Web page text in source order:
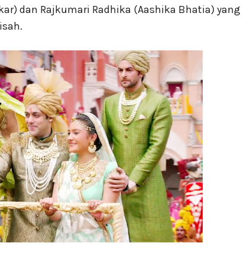
dan Rajkumari Radhika (Aashika Bhatia) yang